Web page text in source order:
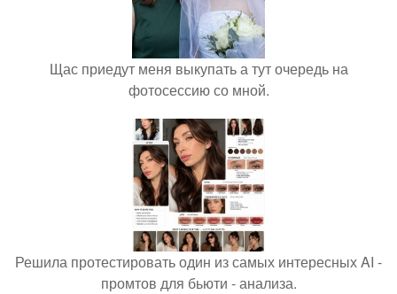
Щас приедут меня выкупать а тут очередь на
фотосессию со мной.
Решила протестировать один из самых интересных AI -
промтов для бьюти - анализа.